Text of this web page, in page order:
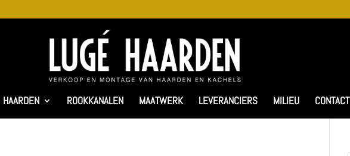
HAARDEN ROOKKANALEN MAATWERK LEVERANCIERS MILIEU CONTACT